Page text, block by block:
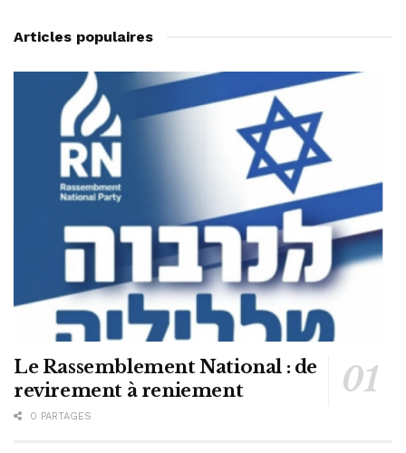
Articles populaires
Le Rassemblement National : de
revirement à reniement
0 PARTAGES